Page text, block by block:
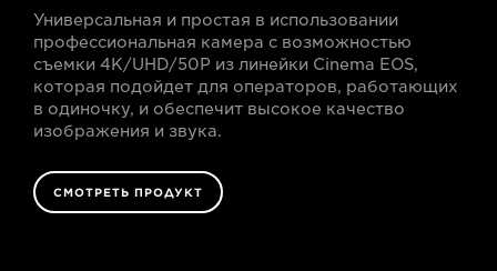
Универсальная и простая в использовании
профессиональная камера с возможностью
съемки 4K/UHD/50P из линейки Cinema EOS,
которая подойдет для операторов, работающих
в одиночку, и обеспечит высокое качество
изображения и звука.
СМОТРЕТЬ ПРОДУКТ